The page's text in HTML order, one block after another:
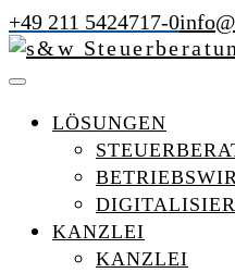
+49 211 5424717-0
LÖSUNGEN
KANZLEI
KANZLEI